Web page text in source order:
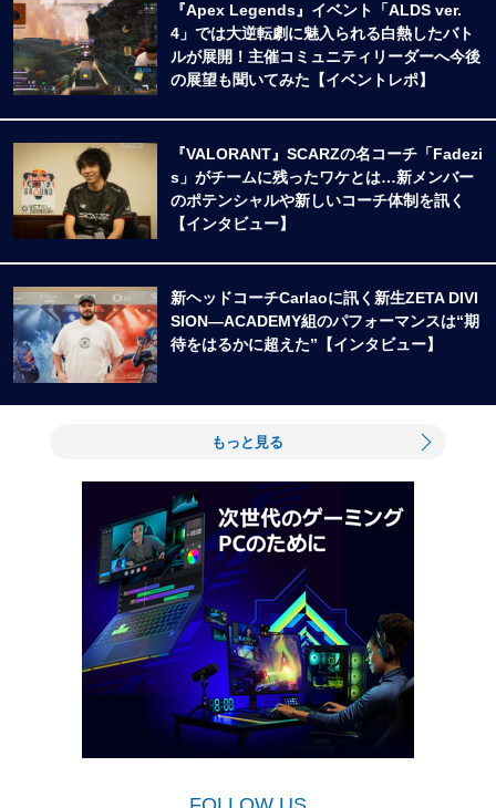
『Apex Legends』イベント「ALDS ver.
4」では大逆転劇に魅入られる白熱したバト
ルが展開！主催コミュニティリーダーへ今後
の展望も聞いてみた【イベントレポ】
『VALORANT』SCARZの名コーチ「Fadezi
s」がチームに残ったワケとは…新メンバー
のポテンシャルや新しいコーチ体制を訊く
【インタビュー】
新ヘッドコーチCarlaoに訊く新生ZETA DIVI
SION―ACADEMY組のパフォーマンスは“期
待をはるかに超えた”【インタビュー】
もっと見る